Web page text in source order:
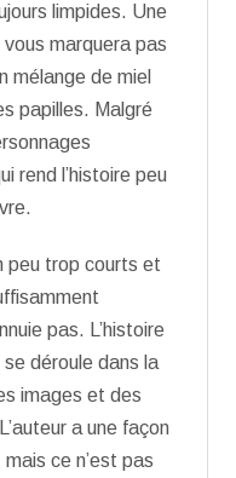
limpides. Une
marquera pas
mélange de miel
papilles. Malgré
rend l’histoire peu
peu trop courts et
pas. L’histoire
déroule dans la
images et des
a une façon
ce n’est pas